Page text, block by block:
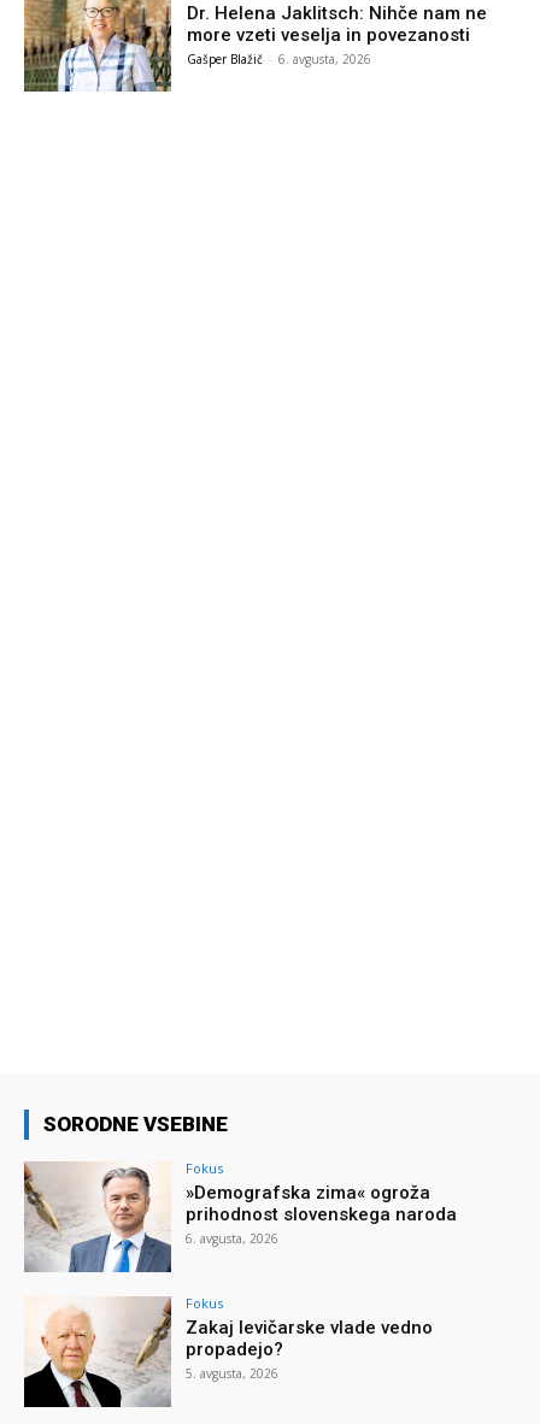
Dr. Helena Jaklitsch: Nihče nam ne
more vzeti veselja in povezanosti
Gašper Blažič - 6. avgusta, 2026
SORODNE VSEBINE
Fokus
»Demografska zima« ogroža
prihodnost slovenskega naroda
6. avgusta, 2026
Fokus
Zakaj levičarske vlade vedno
propadejo?
5. avgusta, 2026